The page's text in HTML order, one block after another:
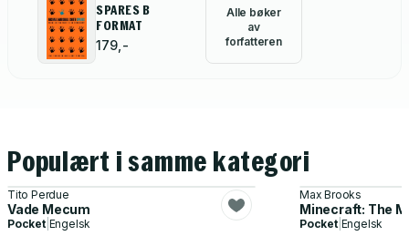
SPARES B
FORMAT
179,-
Alle bøker
av
forfatteren
Populært i samme kategori
Tito Perdue
Vade Mecum
Pocket| Engelsk
Max Brooks
Minecraft: The
Pocket| Engelsk